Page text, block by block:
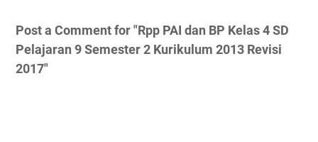
Post a Comment for "Rpp PAI dan BP Kelas 4 SD
Pelajaran 9 Semester 2 Kurikulum 2013 Revisi
2017"